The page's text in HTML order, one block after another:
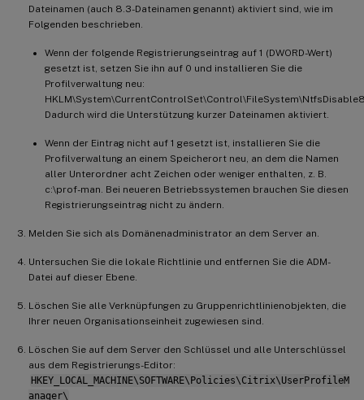
Dateinamen (auch 8.3-Dateinamen genannt) aktiviert sind, wie im
Folgenden beschrieben.
Wenn der folgende Registrierungseintrag auf 1 (DWORD-Wert)
gesetzt ist, setzen Sie ihn auf 0 und installieren Sie die
Profilverwaltung neu:
Dadurch wird die Unterstützung kurzer Dateinamen aktiviert.
Wenn der Eintrag nicht auf 1 gesetzt ist, installieren Sie die
Profilverwaltung an einem Speicherort neu, an dem die Namen
aller Unterordner acht Zeichen oder weniger enthalten, z. B.
c:\prof-man. Bei neueren Betriebssystemen brauchen Sie diesen
Registrierungseintrag nicht zu ändern.
Melden Sie sich als Domänenadministrator an dem Server an.
Untersuchen Sie die lokale Richtlinie und entfernen Sie die ADM-
Datei auf dieser Ebene.
Löschen Sie alle Verknüpfungen zu Gruppenrichtlinienobjekten, die
Ihrer neuen Organisationseinheit zugewiesen sind.
Löschen Sie auf dem Server den Schlüssel und alle Unterschlüssel
aus dem Registrierungs-Editor:
HKEY_LOCAL_MACHINE\SOFTWARE\Policies\Citrix\UserProfileM
anager\